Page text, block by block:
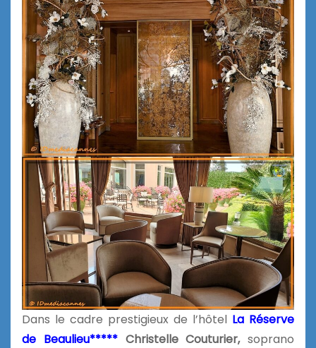
Dans le cadre prestigieux de l’hôtel La Réserve
de Beaulieu*****Christelle Couturier, soprano